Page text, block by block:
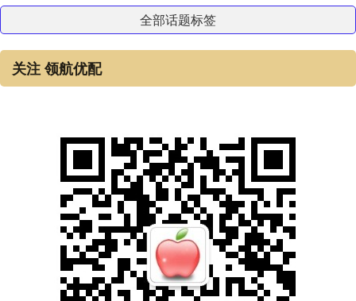
全部话题标签
关注 领航优配